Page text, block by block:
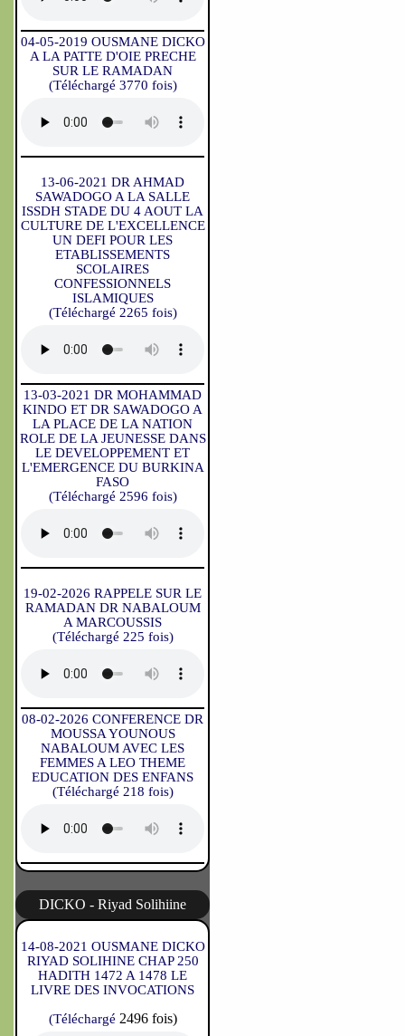
04-05-2019 OUSMANE DICKO
A LA PATTE D'OIE PRECHE
SUR LE RAMADAN
(Téléchargé 3770 fois)
13-06-2021 DR AHMAD
SAWADOGO A LA SALLE
ISSDH STADE DU 4 AOUT LA
CULTURE DE L'EXCELLENCE
UN DEFI POUR LES
ETABLISSEMENTS
SCOLAIRES
CONFESSIONNELS
ISLAMIQUES
(Téléchargé 2265 fois)
13-03-2021 DR MOHAMMAD
KINDO ET DR SAWADOGO A
LA PLACE DE LA NATION
ROLE DE LA JEUNESSE DANS
LE DEVELOPPEMENT ET
L'EMERGENCE DU BURKINA
FASO
(Téléchargé 2596 fois)
19-02-2026 RAPPELE SUR LE
RAMADAN DR NABALOUM
A MARCOUSSIS
(Téléchargé 225 fois)
08-02-2026 CONFERENCE DR
MOUSSA YOUNOUS
NABALOUM AVEC LES
FEMMES A LEO THEME
EDUCATION DES ENFANS
(Téléchargé 218 fois)
DICKO - Riyad Solihiine
14-08-2021 OUSMANE DICKO
RIYAD SOLIHINE CHAP 250
HADITH 1472 A 1478 LE
LIVRE DES INVOCATIONS
(Téléchargé 2496 fois)